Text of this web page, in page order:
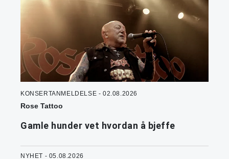
KONSERTANMELDELSE - 02.08.2026
Rose Tattoo
Gamle hunder vet hvordan å bjeffe
NYHET - 05.08.2026